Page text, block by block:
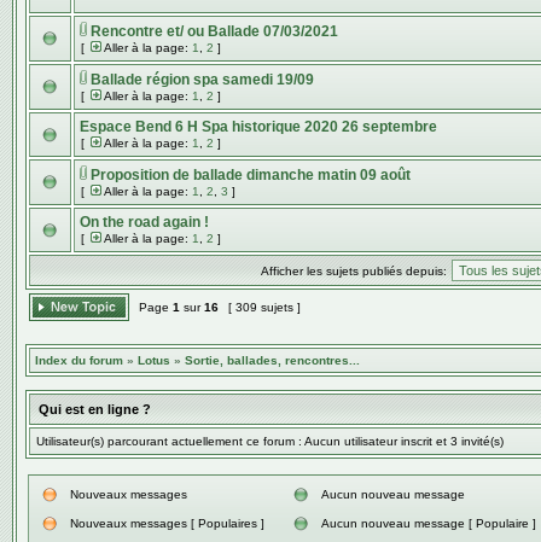
Rencontre et/ ou Ballade 07/03/2021
[ Aller à la page: 1 2 ]
Ballade région spa samedi 19/09
[ Aller à la page: 1 2 ]
Espace Bend 6 H Spa historique 2020 26 septembre
[ Aller à la page: 1 2 ]
Proposition de ballade dimanche matin 09 août
[ Aller à la page: 1 2 3 ]
On the road again !
[ Aller à la page: 1 2 ]
Afficher les sujets publiés depuis:
Page 1 sur16 [ 309 sujets ]
Index du forum » Lotus » Sortie, ballades, rencontres...
Qui est en ligne ?
Utilisateur(s) parcourant actuellement ce forum : Aucun utilisateur inscrit et 3 invité(s)
Nouveaux messages Aucun nouveau message
Nouveaux messages [ Populaires ] Aucun nouveau message [ Populaire ]